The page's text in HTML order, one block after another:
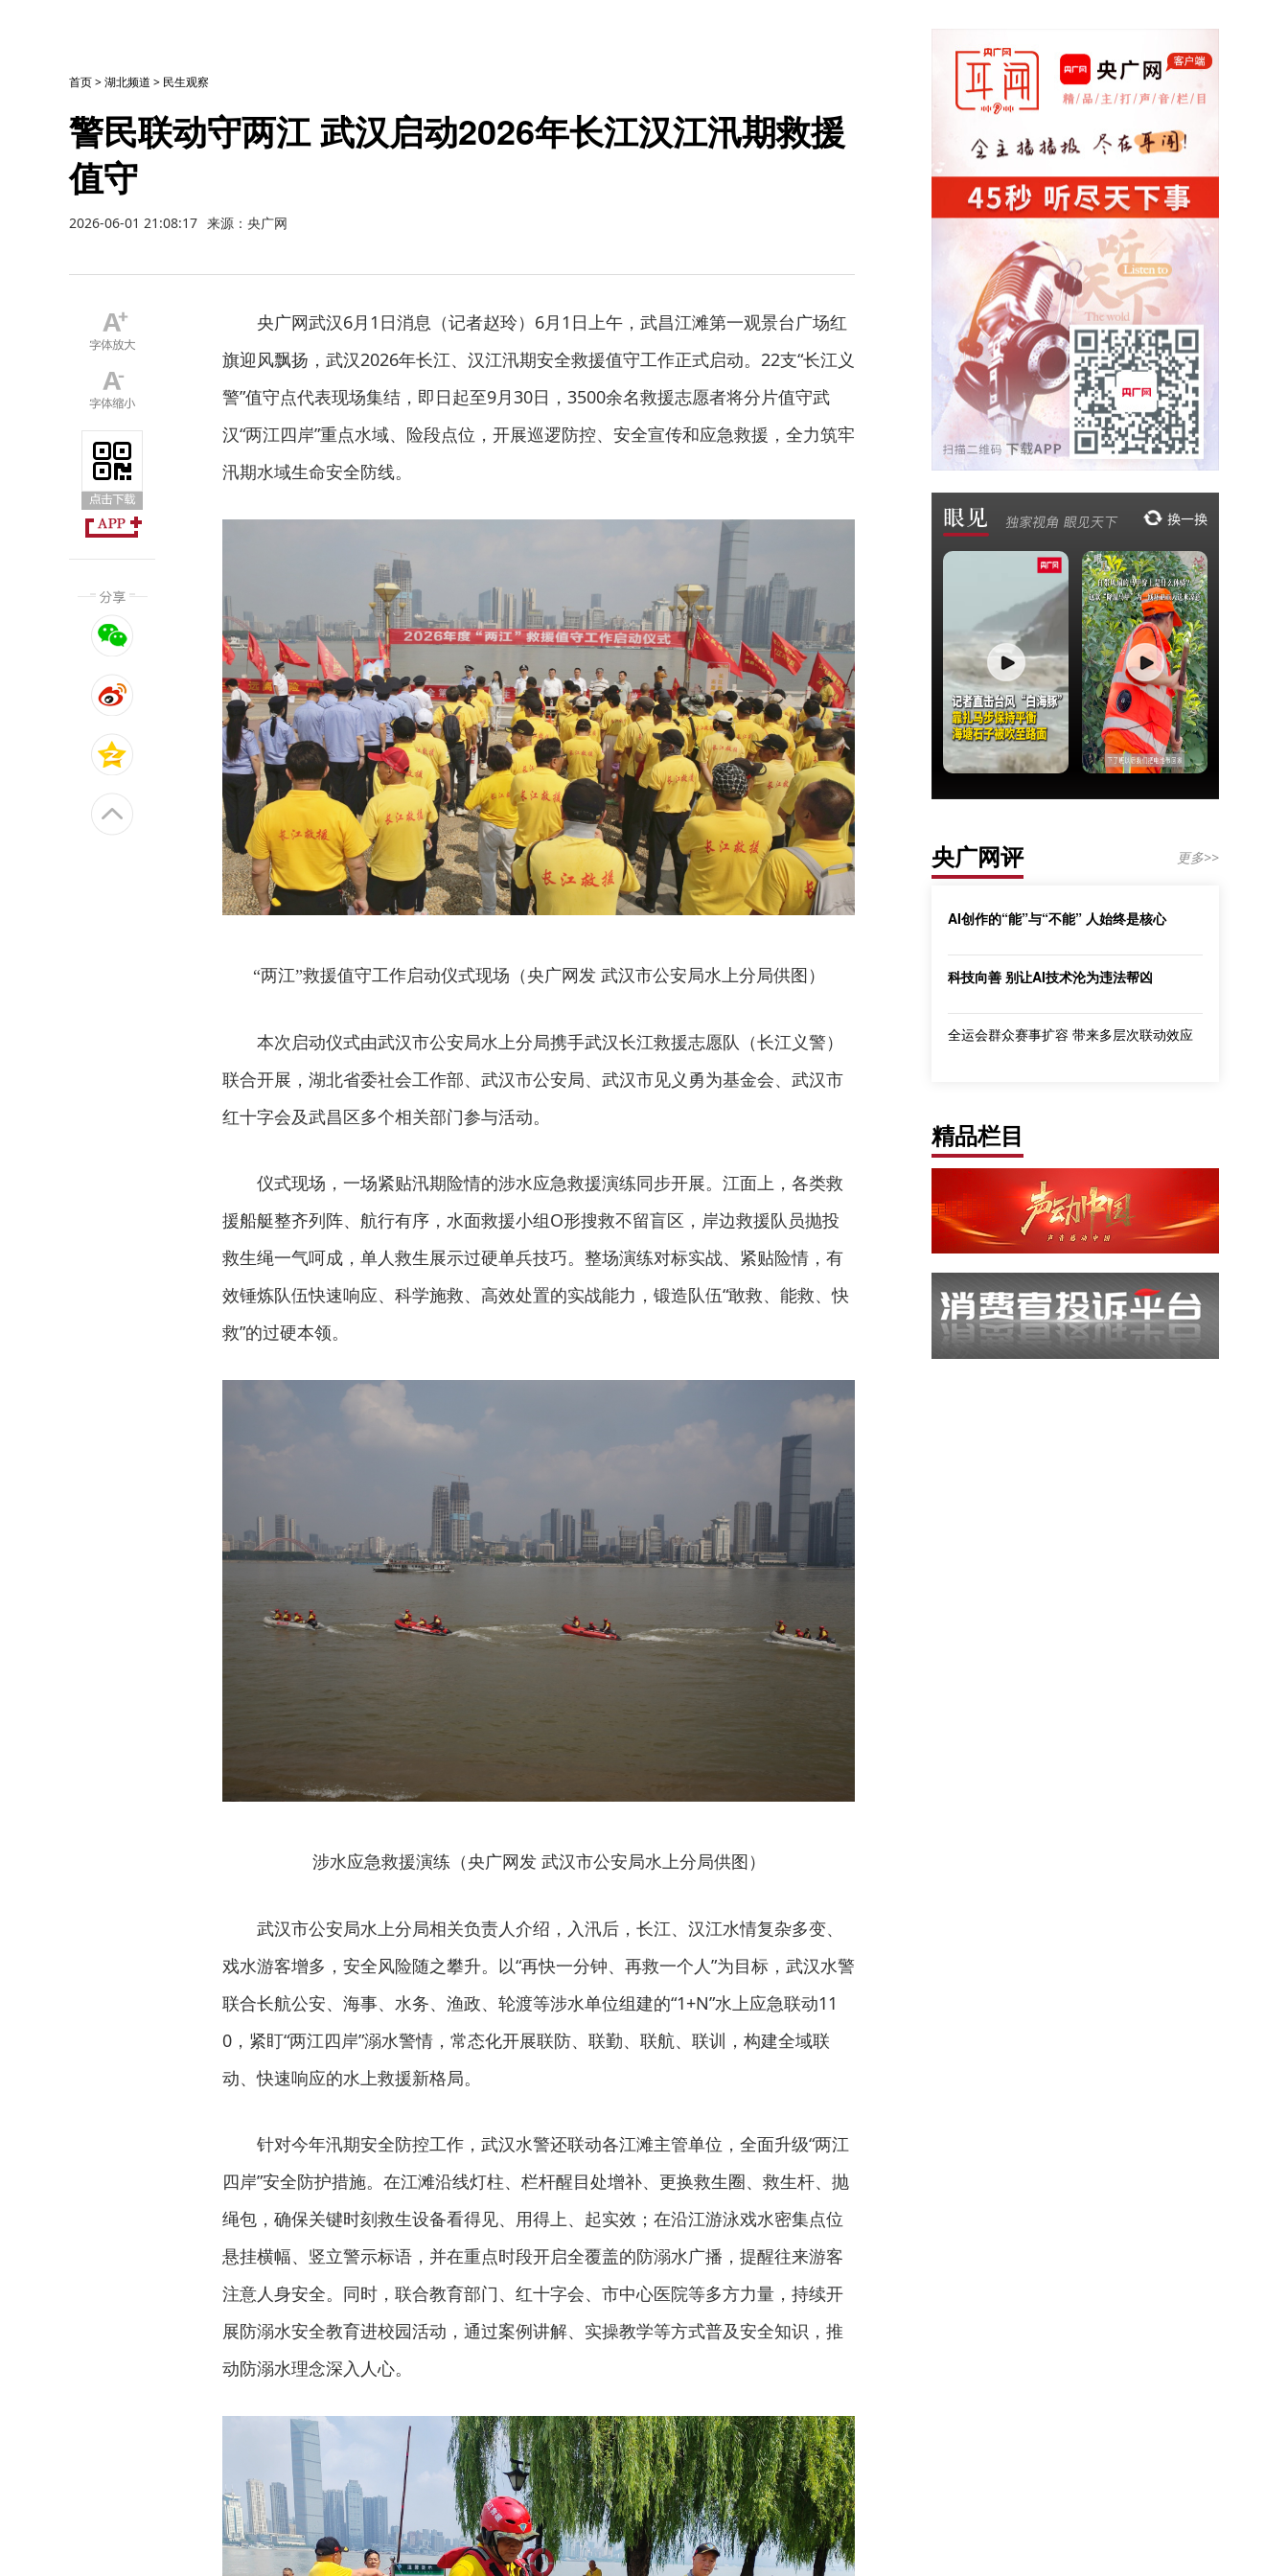
首页>湖北频道 > 民生观察
警民联动守两江 武汉启动2026年长江汉江汛期救援
值守
2026-06-01 21:08:17 来源：央广网
央广网武汉6月1日消息（记者赵玲）6月1日上午，武昌江滩第一观景台广场红
旗迎风飘扬，武汉2026年长江、汉江汛期安全救援值守工作正式启动。22支“长江义
警”值守点代表现场集结，即日起至9月30日，3500余名救援志愿者将分片值守武
汉“两江四岸”重点水域、险段点位，开展巡逻防控、安全宣传和应急救援，全力筑牢
汛期水域生命安全防线。
“两江”救援值守工作启动仪式现场（央广网发 武汉市公安局水上分局供图）
本次启动仪式由武汉市公安局水上分局携手武汉长江救援志愿队（长江义警）
联合开展，湖北省委社会工作部、武汉市公安局、武汉市见义勇为基金会、武汉市
红十字会及武昌区多个相关部门参与活动。
仪式现场，一场紧贴汛期险情的涉水应急救援演练同步开展。江面上，各类救
援船艇整齐列阵、航行有序，水面救援小组O形搜救不留盲区，岸边救援队员抛投
救生绳一气呵成，单人救生展示过硬单兵技巧。整场演练对标实战、紧贴险情，有
效锤炼队伍快速响应、科学施救、高效处置的实战能力，锻造队伍“敢救、能救、快
救”的过硬本领。
涉水应急救援演练（央广网发 武汉市公安局水上分局供图）
武汉市公安局水上分局相关负责人介绍，入汛后，长江、汉江水情复杂多变、
戏水游客增多，安全风险随之攀升。以“再快一分钟、再救一个人”为目标，武汉水警
联合长航公安、海事、水务、渔政、轮渡等涉水单位组建的“1+N”水上应急联动11
0，紧盯“两江四岸”溺水警情，常态化开展联防、联勤、联航、联训，构建全域联
动、快速响应的水上救援新格局。
针对今年汛期安全防控工作，武汉水警还联动各江滩主管单位，全面升级“两江
四岸”安全防护措施。在江滩沿线灯柱、栏杆醒目处增补、更换救生圈、救生杆、抛
绳包，确保关键时刻救生设备看得见、用得上、起实效；在沿江游泳戏水密集点位
悬挂横幅、竖立警示标语，并在重点时段开启全覆盖的防溺水广播，提醒往来游客
注意人身安全。同时，联合教育部门、红十字会、市中心医院等多方力量，持续开
展防溺水安全教育进校园活动，通过案例讲解、实操教学等方式普及安全知识，推
动防溺水理念深入人心。
央广网评 更多>>
AI创作的“能”与“不能” 人始终是核心
科技向善 别让AI技术沦为违法帮凶
全运会群众赛事扩容 带来多层次联动效应
精品栏目